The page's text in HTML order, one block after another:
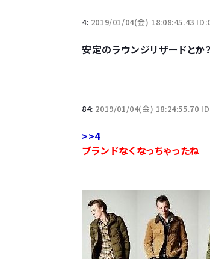
4: 2019/01/04(金) 18:08:45.43
安定のラウンジリザードとか？
84: 2019/01/04(金) 18:24:55.70
>>4
ブランドなくなっちゃったね